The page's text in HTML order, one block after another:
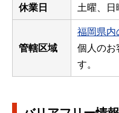
休業日 土曜、日
管轄区域
福岡県内
個人のお
す。